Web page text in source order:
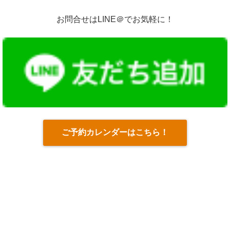
お問合せはLINE＠でお気軽に！
ご予約カレンダーはこちら！